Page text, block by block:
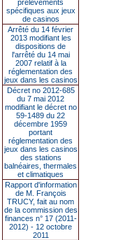
prélèvements
spécifiques aux jeux
de casinos
Arrêté du 14 février
2013 modifiant les
dispositions de
l'arrêté du 14 mai
2007 relatif à la
réglementation des
jeux dans les casinos
Décret no 2012-685
du 7 mai 2012
modifiant le décret no
59-1489 du 22
décembre 1959
portant
réglementation des
jeux dans les casinos
des stations
balnéaires, thermales
et climatiques
Rapport d'information
de M. François
TRUCY, fait au nom
de la commission des
finances n° 17 (2011-
2012) - 12 octobre
2011